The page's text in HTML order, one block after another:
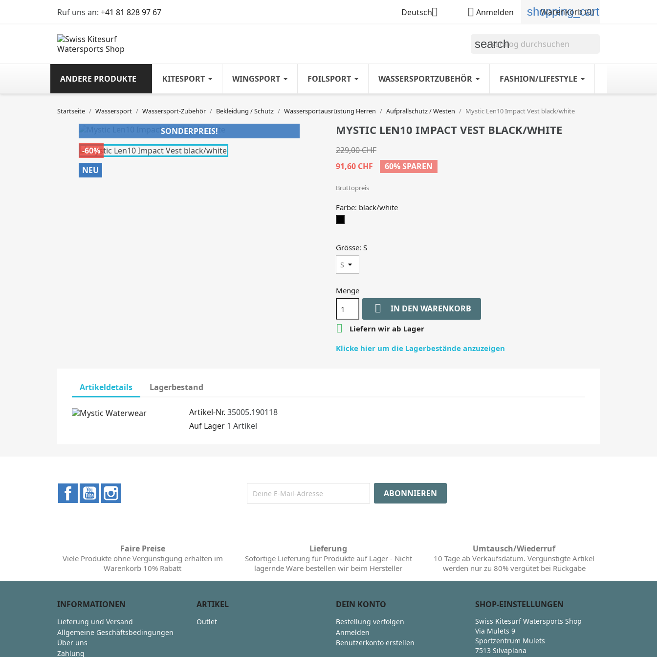
Ruf uns an: +41 81 828 97 67 Deutsch  Anmelden shopping_cart
Warenkorb(0)
search
ANDERE PRODUKTE KITESPORT WINGSPORT FOILSPORT WASSERSPORTZUBEHÖR FASHION/LIFESTYLE
Startseite Wassersport Wassersport-Zubehör Bekleidung / Schutz Wassersportausrüstung Herren Aufprallschutz / Westen Mystic Len10 Impact Vest black/white
SONDERPREIS!
-60%
NEU
MYSTIC LEN10 IMPACT VEST BLACK/WHITE
229,00 CHF
91,60 CHF
60% SPAREN
Bruttopreis
Farbe: black/white
Grösse: S
Menge
 IN DEN WARENKORB

Liefern wir ab Lager
Klicke hier um die Lagerbestände anzuzeigen
Artikeldetails Lagerbestand
Artikel-Nr. 35005.190118
Auf Lager 1 Artikel
FacebookYouTube
Faire Preise
Viele Produkte ohne Vergünstigung erhalten im
Warenkorb 10% Rabatt
Lieferung
Sofortige Lieferung für Produkte auf Lager - Nicht
lagernde Ware bestellen wir beim Hersteller
Umtausch/Wiederruf
10 Tage ab Verkaufsdatum. Vergünstigte Artikel
werden nur zu 80% vergütet bei Rückgabe
INFORMATIONEN
Lieferung und Versand
Allgemeine Geschäftsbedingungen
Über uns
Zahlung
ARTIKEL
Outlet
DEIN KONTO
Bestellung verfolgen
Anmelden
Benutzerkonto erstellen
SHOP-EINSTELLUNGEN
Swiss Kitesurf Watersports Shop
Via Mulets 9
Sportzentrum Mulets
7513 Silvaplana